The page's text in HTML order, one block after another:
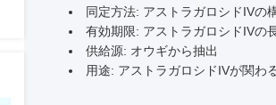
同定方法: アストラガロシドIVの
有効期限: アストラガロシドIVの
供給源: オウギから抽出
用途: アストラガロシドIVが関わ